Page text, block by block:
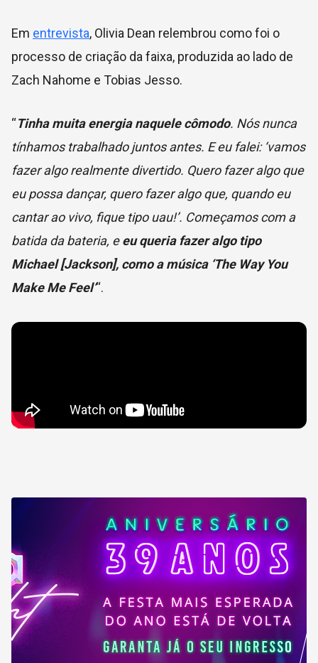
Em entrevista, Olivia Dean relembrou como foi o
processo de criação da faixa, produzida ao lado de
Zach Nahome e Tobias Jesso.
“Tinha muita energia naquele cômodo. Nós nunca
tínhamos trabalhado juntos antes. E eu falei: ‘vamos
fazer algo realmente divertido. Quero fazer algo que
eu possa dançar, quero fazer algo que, quando eu
cantar ao vivo, fique tipo uau!’. Começamos com a
batida da bateria, eeu queria fazer algo tipo
Michael [Jackson], como a música ‘The Way You
Make Me Feel’“.